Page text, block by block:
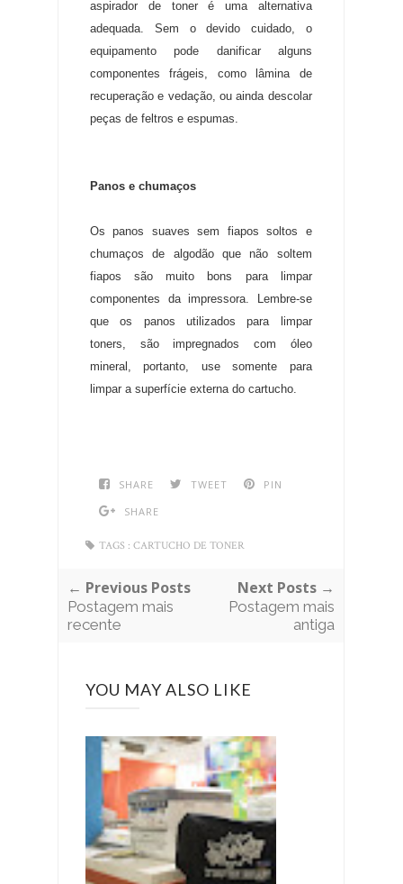
aspirador de toner é uma alternativa
adequada. Sem o devido cuidado, o
equipamento pode danificar alguns
componentes frágeis, como lâmina de
recuperação e vedação, ou ainda descolar
peças de feltros e espumas.
Panos e chumaços
Os panos suaves sem fiapos soltos e
chumaços de algodão que não soltem
fiapos são muito bons para limpar
componentes da impressora. Lembre-se
que os panos utilizados para limpar
toners, são impregnados com óleo
mineral, portanto, use somente para
limpar a superfície externa do cartucho.
SHARE TWEET
PIN
SHARE
TAGS : CARTUCHO DE TONER
← Previous Posts
Postagem mais
recente
Next Posts →
Postagem mais
antiga
YOU MAY ALSO LIKE